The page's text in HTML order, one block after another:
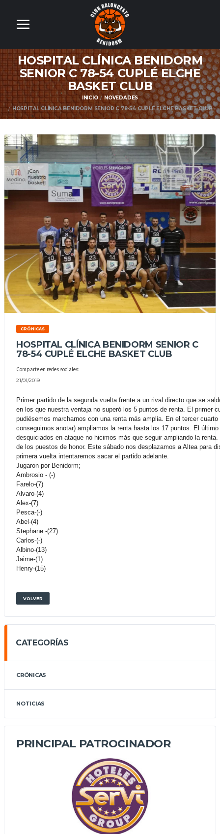
HOSPITAL CLÍNICA BENIDORM
SENIOR C 78-54 CUPLÉ ELCHE
BASKET CLUB
INICIO
NOVEDADES
HOSPITAL CLÍNICA BENIDORM SENIOR C 78-54 CUPLÉ ELCHE BASKET CLUB
CRÓNICAS
HOSPITAL CLÍNICA BENIDORM SENIOR C
78-54 CUPLÉ ELCHE BASKET CLUB
Comparte en redes sociales:
21/01/2019
Primer partido de la segunda vuelta frente a un rival directo que se
en los que nuestra ventaja no superó los 5 puntos de renta. El primer
pudiésemos marcharnos con una renta más amplia. En el tercer
conseguimos anotar) ampliamos la renta hasta los 17 puntos. El
desquiciados en ataque no hicimos más que seguir ampliando la
de los puestos de honor. Este sábado nos desplazamos a Altea para
primera vuelta intentaremos sacar el partido adelante.
Jugaron por Benidorm;
Ambrosio - (-)
Farelo-(7)
Alvaro-(4)
Alex-(7)
Pesca-(-)
Abel-(4)
Stephane -(27)
Carlos-(-)
Albino-(13)
Jaime-(1)
Henry-(15)
VOLVER
CATEGORÍAS
CRÓNICAS
NOTICIAS
PRINCIPAL PATROCINADOR